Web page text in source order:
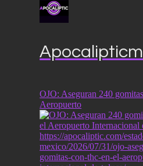
OJO: Aseguran 240
Aeropuerto